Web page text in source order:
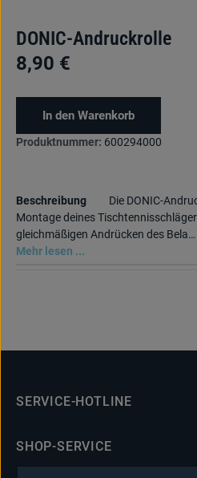
DONIC-Andruckrolle
8,90 €
In den Warenkorb
Produktnummer: 600294000
Beschreibung
Die DONIC-
Montage deines
gleichmäßigen Andrücken des Bela…
Mehr lesen ...
SERVICE-HOTLINE
SHOP-SERVICE